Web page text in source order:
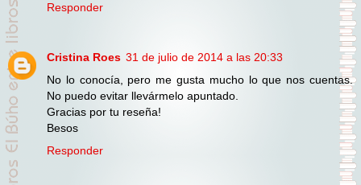
Responder
Cristina Roes 31 de julio de 2014 a las 20:33
No lo conocía, pero me gusta mucho lo que nos cuentas.
No puedo evitar llevármelo apuntado.
Gracias por tu reseña!
Besos
Responder